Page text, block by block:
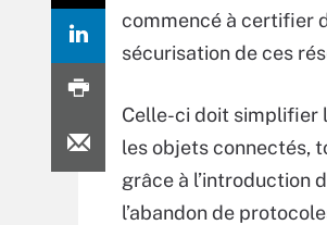
commencé à certifier
sécurisation de ces
Celle-ci doit simplifier
les objets connectés,
grâce à l’introduction
l’abandon de